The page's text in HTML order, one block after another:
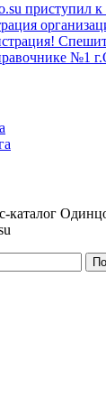
приступил к
№1